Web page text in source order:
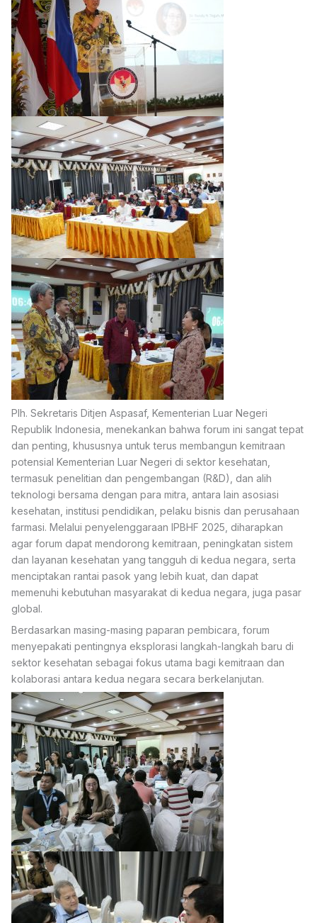
Plh. Sekretaris Ditjen Aspasaf, Kementerian Luar Negeri
Republik Indonesia, menekankan bahwa forum ini sangat tepat
dan penting, khususnya untuk terus membangun kemitraan
potensial Kementerian Luar Negeri di sektor kesehatan,
termasuk penelitian dan pengembangan (R&D), dan alih
teknologi bersama dengan para mitra, antara lain asosiasi
kesehatan, institusi pendidikan, pelaku bisnis dan perusahaan
farmasi. Melalui penyelenggaraan IPBHF 2025, diharapkan
agar forum dapat mendorong kemitraan, peningkatan sistem
dan layanan kesehatan yang tangguh di kedua negara, serta
menciptakan rantai pasok yang lebih kuat, dan dapat
memenuhi kebutuhan masyarakat di kedua negara, juga pasar
global.
Berdasarkan masing-masing paparan pembicara, forum
menyepakati pentingnya eksplorasi langkah-langkah baru di
sektor kesehatan sebagai fokus utama bagi kemitraan dan
kolaborasi antara kedua negara secara berkelanjutan.